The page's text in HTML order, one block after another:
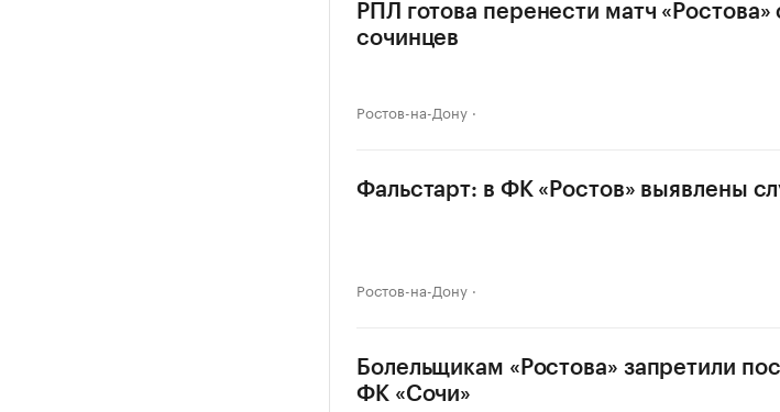
РПЛ готова перенести матч «Ростова»
сочинцев
Ростов-на-Дону
Фальстарт: в ФК «Ростов» выявлены
Ростов-на-Дону
Болельщикам «Ростова» запретили
ФК «Сочи»